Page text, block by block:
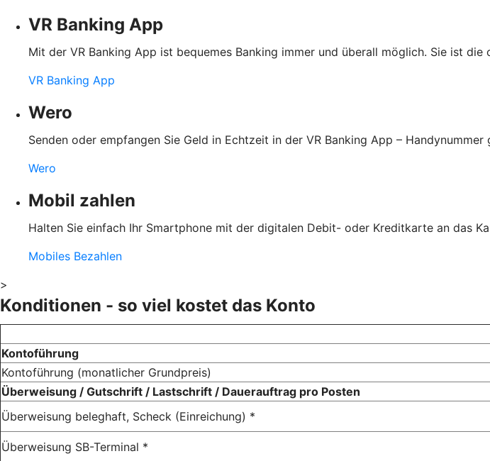
VR Banking App
Mit der VR Banking App ist bequemes Banking immer und überall möglich. Sie ist die
VR Banking App
Wero
Senden oder empfangen Sie Geld in Echtzeit in der VR Banking App – Handynummer
Wero
Mobil zahlen
Halten Sie einfach Ihr Smartphone mit der digitalen Debit- oder Kreditkarte an das
Mobiles Bezahlen
>
Konditionen - so viel kostet das Konto
Kontoführung
Kontoführung (monatlicher Grundpreis)
Überweisung / Gutschrift / Lastschrift / Dauerauftrag pro Posten
Überweisung beleghaft, Scheck (Einreichung) *
Überweisung SB-Terminal *